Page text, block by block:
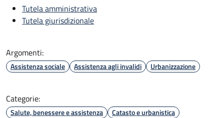
Tutela amministrativa
Tutela giurisdizionale
Argomenti:
Assistenza sociale Assistenza agli invalidi Urbanizzazione
Categorie:
Salute, benessere e assistenza Catasto e urbanistica